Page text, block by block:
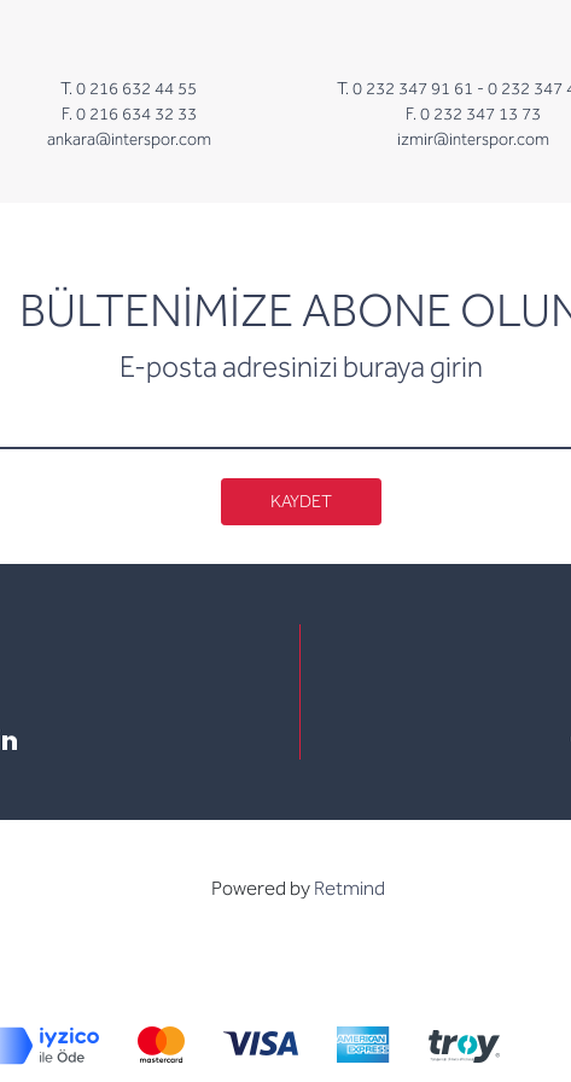
T. 0 216 632 44 55
F. 0 216 634 32 33
ankara@interspor.com
T. 0 232 347 91 61 - 0 232 347
F. 0 232 347 13 73
izmir@interspor.com
BÜLTENİMİZE ABONE
E-posta adresinizi buraya girin
newsletter
KAYDET
Powered by Retmind